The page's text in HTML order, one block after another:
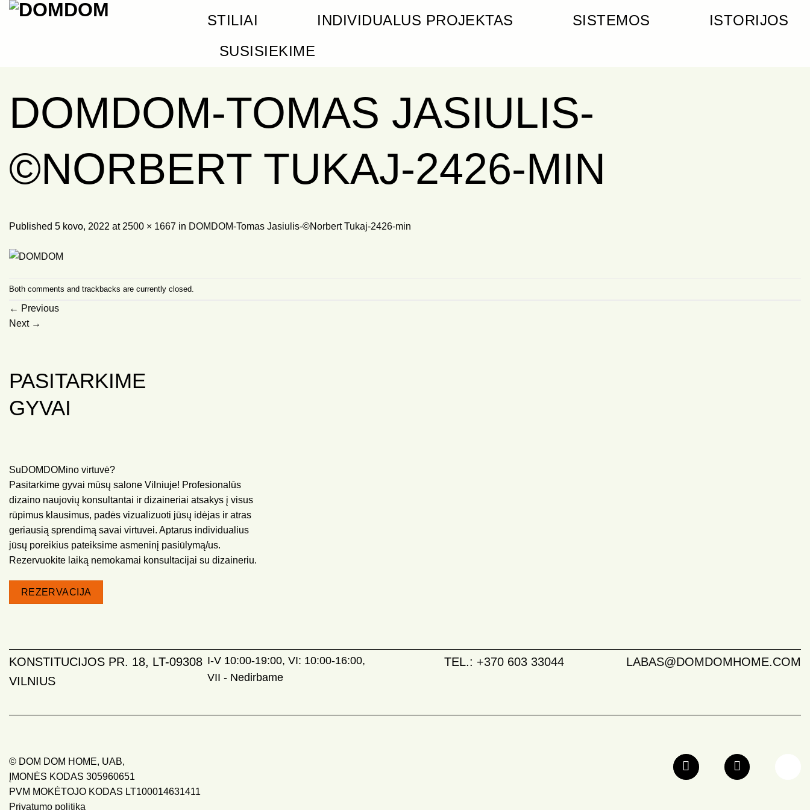
Skip
STILIAI INDIVIDUALUS PROJEKTAS SISTEMOS
ISTORIJOS
SUSISIEKIME
DOMDOM-TOMAS JASIULIS-
©NORBERT TUKAJ-2426-MIN
Published 5 kovo, 2022 at 2500 × 1667 in DOMDOM-Tomas Jasiulis-©Norbert Tukaj-2426-min
Both comments and trackbacks are currently closed.
← Previous
Next →
PASITARKIME
GYVAI
SuDOMDOMino virtuvė?
Pasitarkime gyvai mūsų salone Vilniuje! Profesionalūs
dizaino naujovių konsultantai ir dizaineriai atsakys į visus
rūpimus klausimus, padės vizualizuoti jūsų idėjas ir atras
geriausią sprendimą savai virtuvei. Aptarus individualius
jūsų poreikius pateiksime asmeninį pasiūlymą/us.
Rezervuokite laiką nemokamai konsultacijai su dizaineriu.
REZERVACIJA
KONSTITUCIJOS PR. 18, LT-09308
VILNIUS
I-V 10:00-19:00, VI: 10:00-16:00,
VII - Nedirbame
TEL.: +370 603 33044 LABAS@DOMDOMHOME.COM
© DOM DOM HOME, UAB,
ĮMONĖS KODAS 305960651
PVM MOKĖTOJO KODAS LT100014631411
Privatumo politika